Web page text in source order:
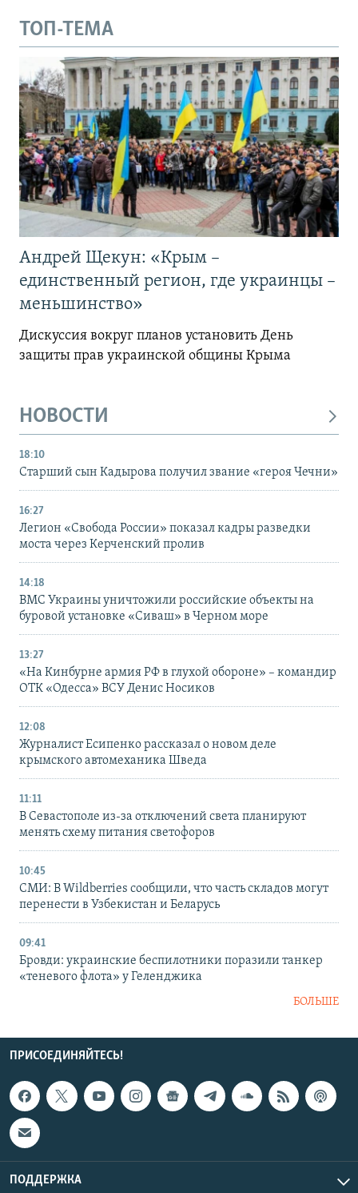
ТОП-ТЕМА
Андрей Щекун: «Крым –
единственный регион, где украинцы –
меньшинство»
Дискуссия вокруг планов установить День
защиты прав украинской общины Крыма
НОВОСТИ
18:10
Старший сын Кадырова получил звание «героя Чечни»
16:27
Легион «Свобода России» показал кадры разведки
моста через Керченский пролив
14:18
ВМС Украины уничтожили российские объекты на
буровой установке «Сиваш» в Черном море
13:27
«На Кинбурне армия РФ в глухой обороне» – командир
ОТК «Одесса» ВСУ Денис Носиков
12:08
Журналист Есипенко рассказал о новом деле
крымского автомеханика Шведа
11:11
В Севастополе из-за отключений света планируют
менять схему питания светофоров
10:45
СМИ: В Wildberries сообщили, что часть складов могут
перенести в Узбекистан и Беларусь
09:41
Бровди: украинские беспилотники поразили танкер
«теневого флота» у Геленджика
БОЛЬШЕ
ПРИСОЕДИНЯЙТЕСЬ!
ПОДДЕРЖКА